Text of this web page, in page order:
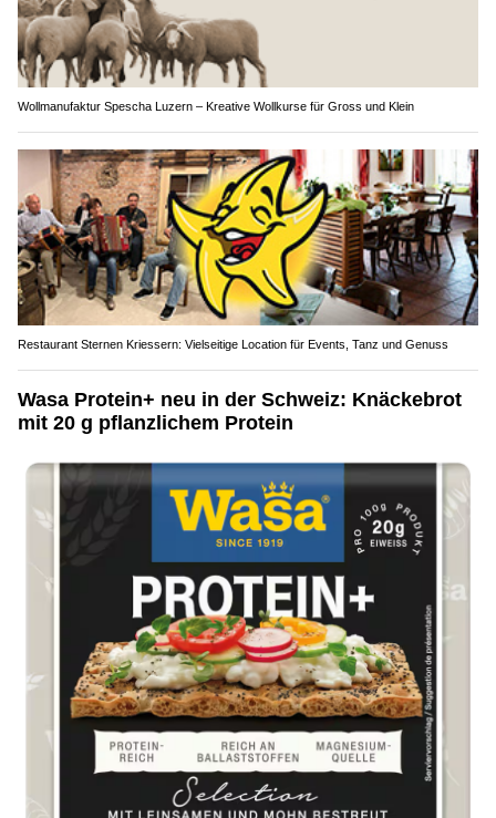
Wollmanufaktur Spescha Luzern – Kreative Wollkurse für Gross und Klein
Restaurant Sternen Kriessern: Vielseitige Location für Events, Tanz und Genuss
Wasa Protein+ neu in der Schweiz: Knäckebrot
mit 20 g pflanzlichem Protein